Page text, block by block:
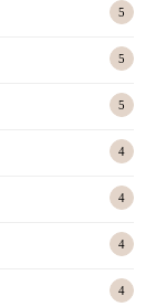
5
5
5
4
4
4
4